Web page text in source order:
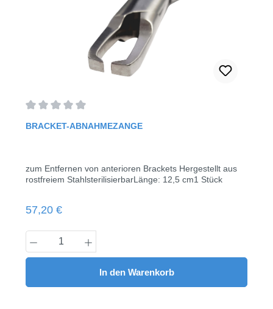
BRACKET-ABNAHMEZANGE
zum Entfernen von anterioren Brackets Hergestellt aus
rostfreiem StahlsterilisierbarLänge: 12,5 cm1 Stück
Regulärer Preis:
57,20 €
Produkt Anzahl: Gib den gewünschten
In den Warenkorb